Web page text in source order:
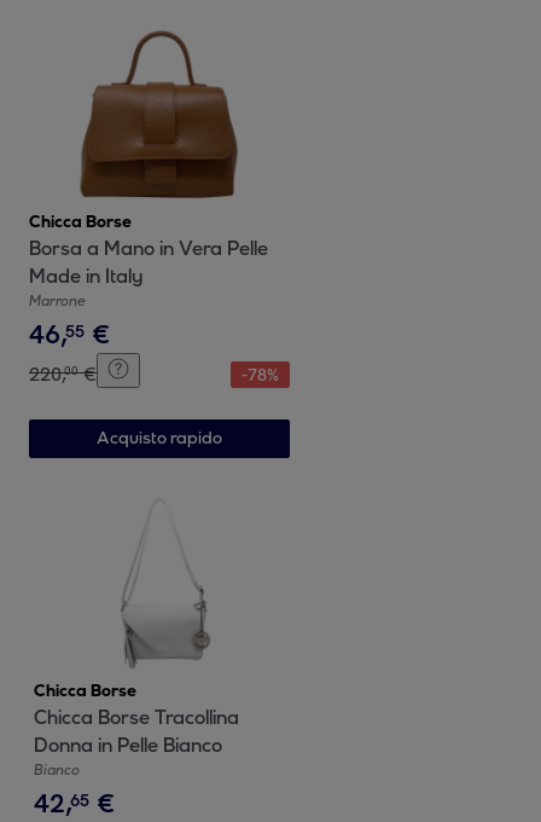
Chicca Borse
Borsa a Mano in Vera Pelle
Made in Italy
Marrone
46,55 €
220,00 € -78%
Acquisto rapido
Chicca Borse
Chicca Borse Tracollina
Donna in Pelle Bianco
Bianco
42,65 €